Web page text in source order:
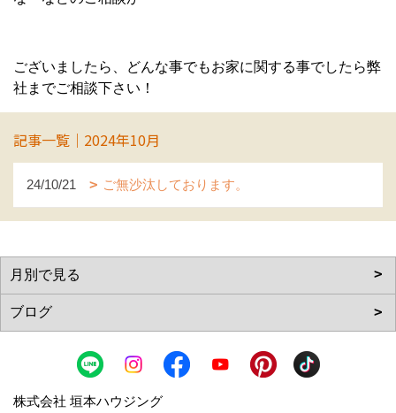
ございましたら、どんな事でもお家に関する事でしたら弊
社までご相談下さい！
記事一覧｜2024年10月
24/10/21 ご無沙汰しております。
株式会社 垣本ハウジング